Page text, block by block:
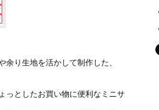
余り生地を活かして制作した、
っとしたお買い物に便利なミニサ